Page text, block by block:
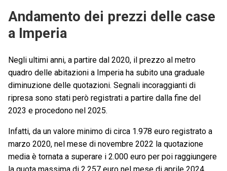
Andamento dei prezzi delle case
a Imperia
Negli ultimi anni, a partire dal 2020, il prezzo al metro
quadro delle abitazioni a Imperia ha subito una graduale
diminuzione delle quotazioni. Segnali incoraggianti di
ripresa sono stati però registrati a partire dalla fine del
2023 e procedono nel 2025.
Infatti, da un valore minimo di circa 1.978 euro registrato a
marzo 2020, nel mese di novembre 2022 la quotazione
media è tornata a superare i 2.000 euro per poi raggiungere